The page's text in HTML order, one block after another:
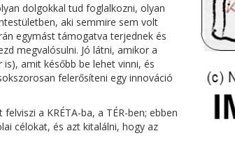
dolgokkal tud foglalkozni, olyan
aki semmire sem volt
egymást támogatva terjednek és
megvalósulni. Jó látni, amikor a
amit később be lehet vinni, és
felerősíteni egy innováció
a KRÉTA-ba, a TÉR-ben; ebben
célokat, és azt kitalálni, hogy az